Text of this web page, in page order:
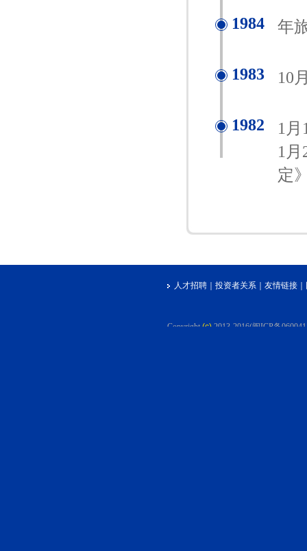
1984 年
1983 10
1982
1
1
定
人才招聘 投资者关系 友情链接
Copyright (c) 2013-2016(闽ICP备